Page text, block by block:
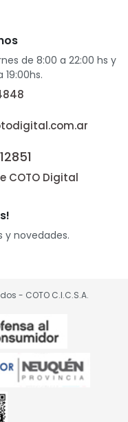
de 8:00 a 22:00 hs y
COTO Digital
y novedades.
- COTO C.I.C.S.A.